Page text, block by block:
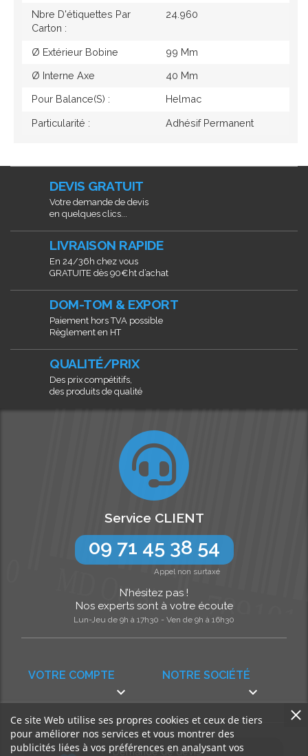
Nbre D'étiquettes Par
Carton :
24.960
Ø Extérieur Bobine 99 Mm
Ø Interne Axe 40 Mm
Pour Balance(s) : Helmac
Particularité : Adhésif Permanent
DEVIS GRATUIT
Votre demande de devis
en quelques clics...
LIVRAISON RAPIDE
En 24/36h chez vous
GRATUITE dès 90€ht d’achat
DOM-TOM & EXPORT
Paiement hors TVA possible
Règlement en HT
QUALITÉ/PRIX
Des prix compétitifs,
des produits de qualité
NOTRE SOCIÉTÉ

VOTRE COMPTE

Service CLIENT
09 71 45 38 54
Appel non surtaxé
N’hésitez pas !
Nos experts sont à votre écoute
Lun-Jeu de 9h à 17h30 - Ven de 9h à 16h30
Demande de devis
Ce site Web utilise ses propres cookies et ceux de tiers
pour améliorer nos services et vous montrer des
publicités liées à vos préférences en analysant vos